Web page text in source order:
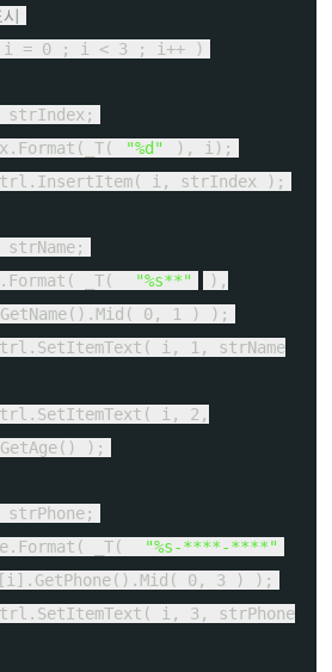
i = 0 ; i < 3 ; i++ )
strIndex;
"%d"
), i);
i, strIndex );
_T(
"%s**"
),
0, 1 ) );
i, 1, strName
i, 2,
);
strPhone;
_T(
"%s-****-****"
0, 3 ) );
i, 3, strPhone